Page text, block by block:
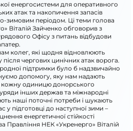
енергосистеми для оперативного
атак та накопичення запасів
зимовим періодом. Ці теми голова
Віталій Зайченко обговорив з
Офісу з питань відбудови
колег, які щодня відновлюють
чергових цинічних атак ворога.
підтримки було б надзвичайно
допомогу, яку нам надають
кожну одиницю донорського
інших держав та міжнародні
наші поточні потреби і шукають
у підготовці до наступної зими –
енергетичної стійкості
Правління НЕК «Укренерго» Віталій